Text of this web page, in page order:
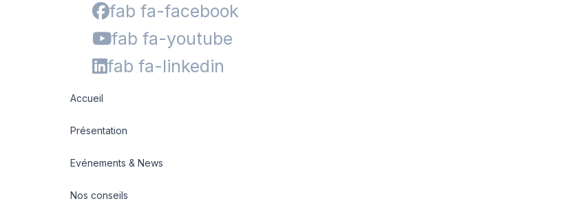
fab fa-facebook
fab fa-youtube
fab fa-linkedin
Accueil
Présentation
Evénements & News
Nos conseils